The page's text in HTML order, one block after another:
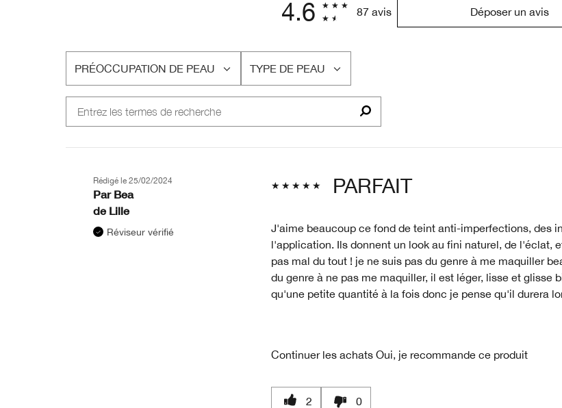
4.6 87 avis Déposer un avis
PRÉOCCUPATION DE PEAU
FRANÇAIS
TYPE DE PEAU
FRANÇAIS
PARFAIT
Rédigé le 25/02/2024
Par Bea
de Lille
Réviseur vérifié
J'aime beaucoup ce fond de teint anti-imperfections, des
l'application. Ils donnent un look au fini naturel, de l'éclat,
pas mal du tout ! je ne suis pas du genre à me maquiller
du genre à ne pas me maquiller, il est léger, lisse et glisse
qu'une petite quantité à la fois donc je pense qu'il durera
Continuer les achats Oui, je recommande ce produit
2 0